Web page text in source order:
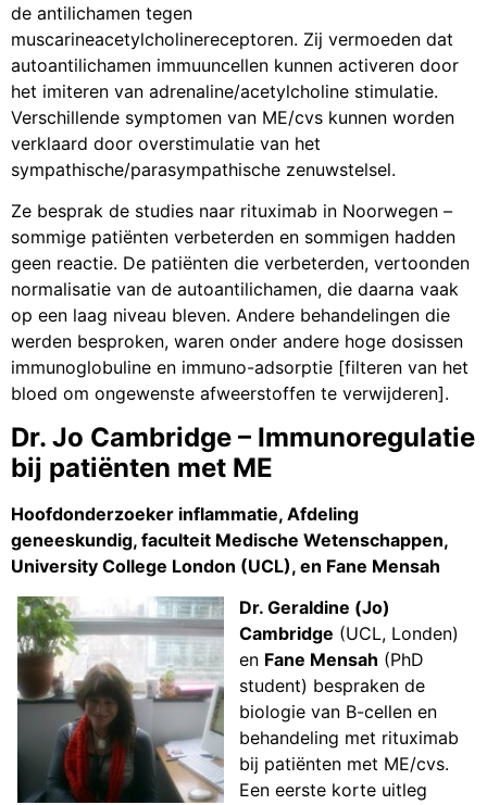
de antilichamen tegen
muscarineacetylcholinereceptoren. Zij vermoeden dat
autoantilichamen immuuncellen kunnen activeren door
het imiteren van adrenaline/acetylcholine stimulatie.
Verschillende symptomen van ME/cvs kunnen worden
verklaard door overstimulatie van het
sympathische/parasympathische zenuwstelsel.
Ze besprak de studies naar rituximab in Noorwegen –
sommige patiënten verbeterden en sommigen hadden
geen reactie. De patiënten die verbeterden, vertoonden
normalisatie van de autoantilichamen, die daarna vaak
op een laag niveau bleven. Andere behandelingen die
werden besproken, waren onder andere hoge dosissen
immunoglobuline en immuno-adsorptie [filteren van het
bloed om ongewenste afweerstoffen te verwijderen].
Dr. Jo Cambridge – Immunoregulatie
bij patiënten met ME
Hoofdonderzoeker inflammatie, Afdeling
geneeskundig, faculteit Medische Wetenschappen,
University College London (UCL), en Fane Mensah
Dr. Geraldine (Jo)
Cambridge (UCL, Londen)
en Fane Mensah (PhD
student) bespraken de
biologie van B-cellen en
behandeling met rituximab
bij patiënten met ME/cvs.
Een eerste korte uitleg